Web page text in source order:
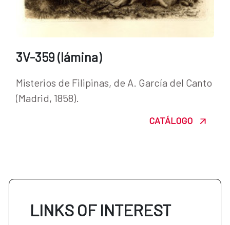
3V-359 (lámina)
Misterios de Filipinas, de A. García del Canto
(Madrid, 1858).
CATÁLOGO
LINKS OF INTEREST